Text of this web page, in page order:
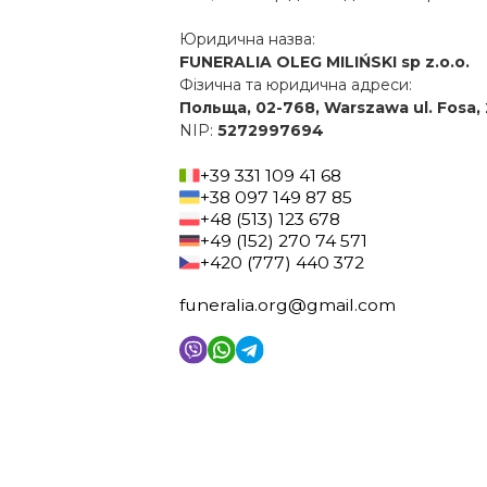
Юридична назва:
FUNERALIA OLEG MILIŃSKI sp z.o.o.
Фізична та юридична адреси:
Польща, 02-768, Warszawa ul. Fosa,
NIP: 5272997694
+39 331 109 41 68
+38 097 149 87 85
+48 (513) 123 678
+49 (152) 270 74 571
+420 (777) 440 372
funeralia.org@gmail.com